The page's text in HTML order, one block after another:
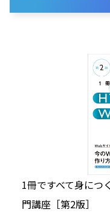
1冊ですべて身につ
門講座［第2版］